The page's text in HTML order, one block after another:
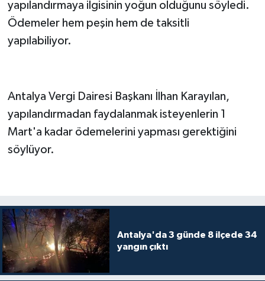
yapılandırmaya ilgisinin yoğun olduğunu söyledi.
Ödemeler hem peşin hem de taksitli
yapılabiliyor.
Antalya Vergi Dairesi Başkanı İlhan Karayılan,
yapılandırmadan faydalanmak isteyenlerin 1
Mart'a kadar ödemelerini yapması gerektiğini
söylüyor.
Antalya'da 3 günde 8 ilçede 34
yangın çıktı